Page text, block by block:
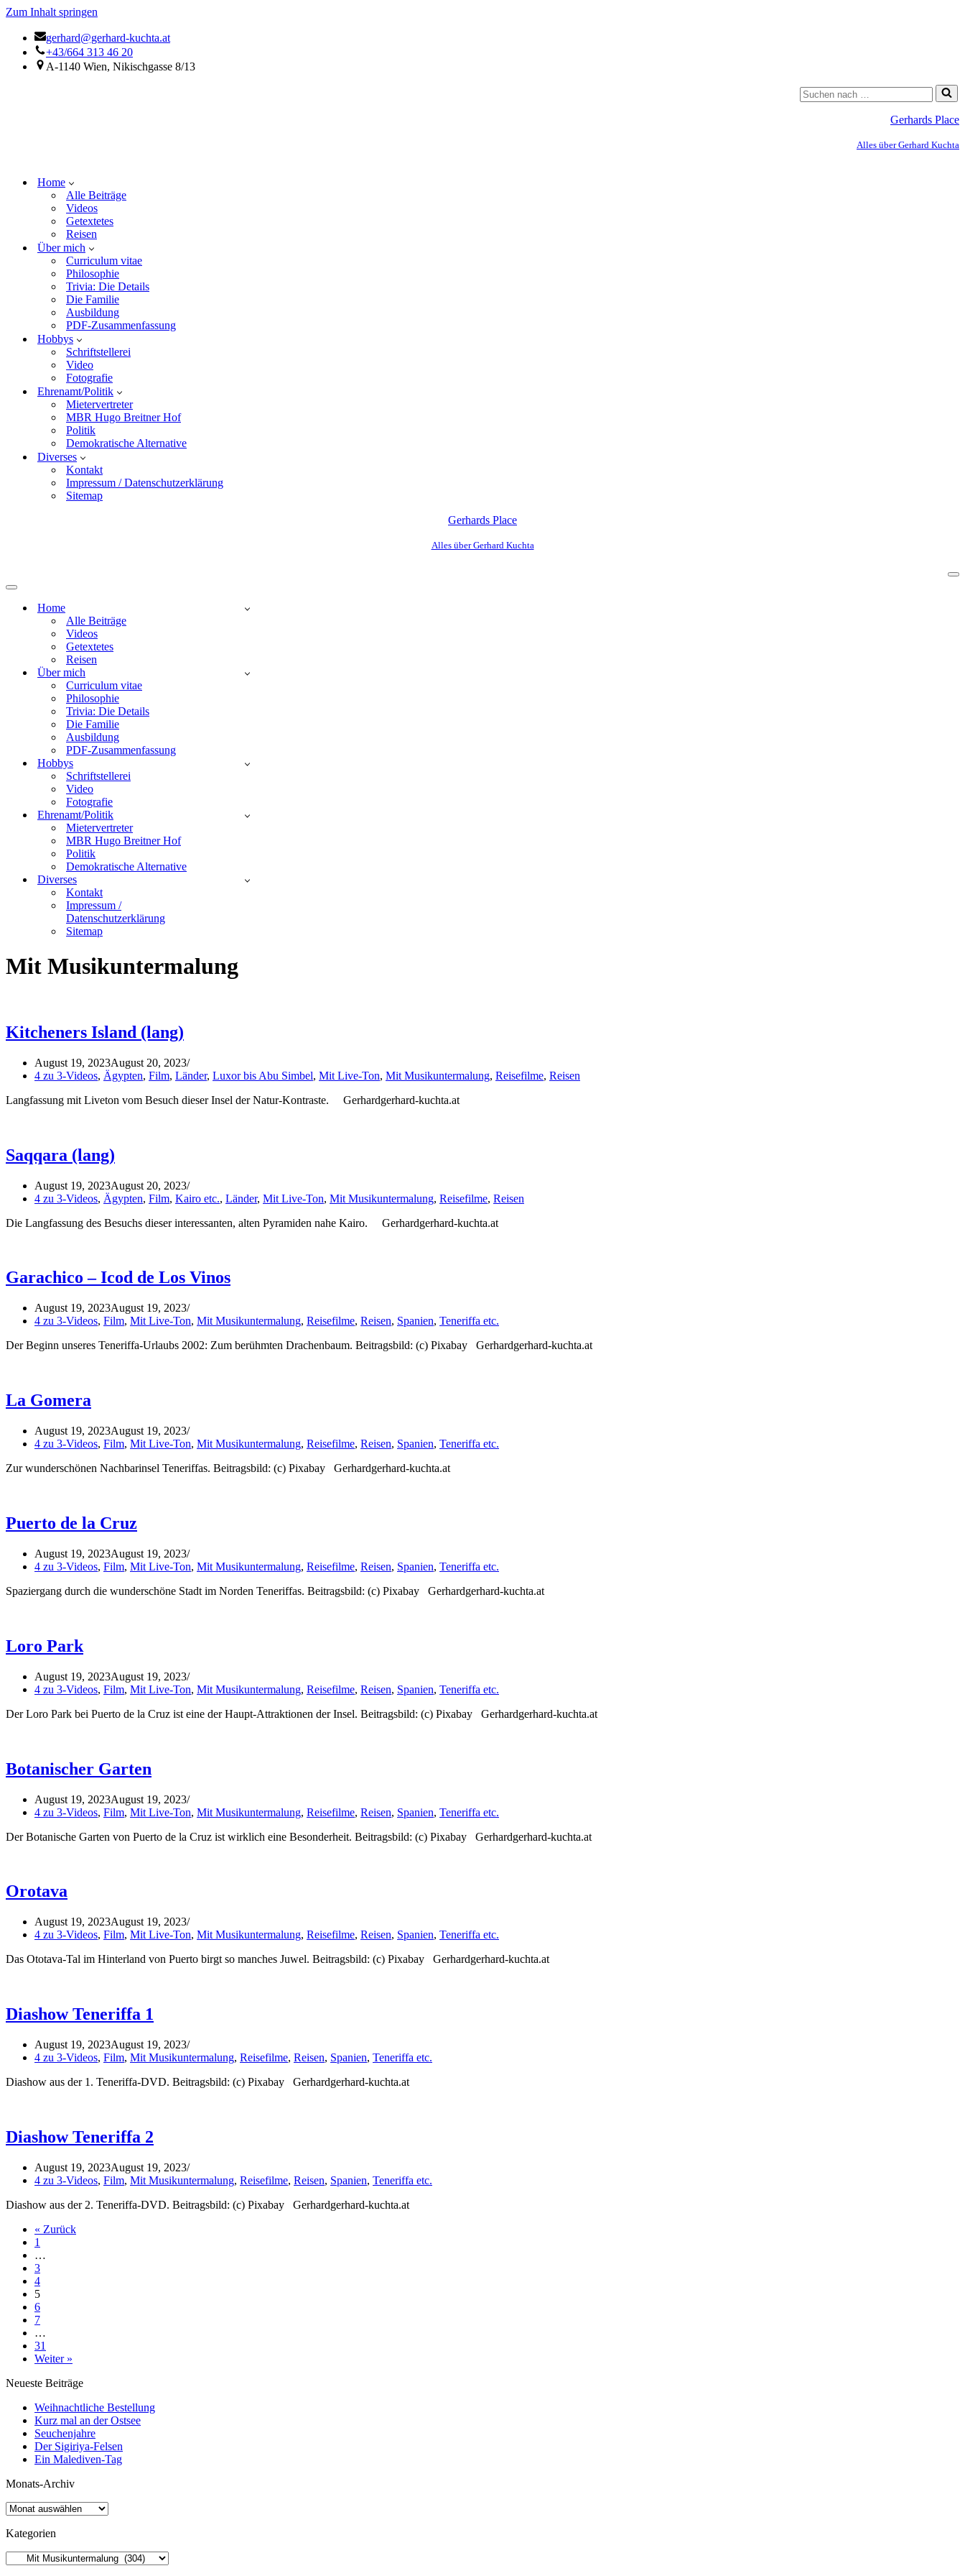
Zum Inhalt springen
gerhard@gerhard-kuchta.at
+43/664 313 46 20
A-1140 Wien, Nikischgasse 8/13
Gerhards Place
Alles über Gerhard Kuchta
Home
Alle Beiträge
Videos
Getextetes
Reisen
Über mich
Curriculum vitae
Philosophie
Trivia: Die Details
Die Familie
Ausbildung
PDF-Zusammenfassung
Hobbys
Schriftstellerei
Video
Fotografie
Ehrenamt/Politik
Mietervertreter
MBR Hugo Breitner Hof
Politik
Demokratische Alternative
Diverses
Kontakt
Impressum / Datenschutzerklärung
Sitemap
Gerhards Place
Alles über Gerhard Kuchta
Home
Alle Beiträge
Videos
Getextetes
Reisen
Über mich
Curriculum vitae
Philosophie
Trivia: Die Details
Die Familie
Ausbildung
PDF-Zusammenfassung
Hobbys
Schriftstellerei
Video
Fotografie
Ehrenamt/Politik
Mietervertreter
MBR Hugo Breitner Hof
Politik
Demokratische Alternative
Diverses
Kontakt
Impressum /
Datenschutzerklärung
Sitemap
Mit Musikuntermalung
Kitcheners Island (lang)
August 19, 2023August 20, 2023
4 zu 3-Videos, Ägypten, Film, Länder, Luxor bis Abu Simbel, Mit Live-Ton, Mit Musikuntermalung, Reisefilme, Reisen
Langfassung mit Liveton vom Besuch dieser Insel der Natur-Kontraste. Gerhardgerhard-kuchta.at
Saqqara (lang)
August 19, 2023August 20, 2023
4 zu 3-Videos, Ägypten, Film, Kairo etc., Länder, Mit Live-Ton, Mit Musikuntermalung, Reisefilme, Reisen
Die Langfassung des Besuchs dieser interessanten, alten Pyramiden nahe Kairo. Gerhardgerhard-kuchta.at
Garachico – Icod de Los Vinos
August 19, 2023August 19, 2023
4 zu 3-Videos, Film, Mit Live-Ton, Mit Musikuntermalung, Reisefilme, Reisen, Spanien, Teneriffa etc.
Der Beginn unseres Teneriffa-Urlaubs 2002: Zum berühmten Drachenbaum. Beitragsbild: (c) Pixabay Gerhardgerhard-kuchta.at
La Gomera
August 19, 2023August 19, 2023
4 zu 3-Videos, Film, Mit Live-Ton, Mit Musikuntermalung, Reisefilme, Reisen, Spanien, Teneriffa etc.
Zur wunderschönen Nachbarinsel Teneriffas. Beitragsbild: (c) Pixabay Gerhardgerhard-kuchta.at
Puerto de la Cruz
August 19, 2023August 19, 2023
4 zu 3-Videos, Film, Mit Live-Ton, Mit Musikuntermalung, Reisefilme, Reisen, Spanien, Teneriffa etc.
Spaziergang durch die wunderschöne Stadt im Norden Teneriffas. Beitragsbild: (c) Pixabay Gerhardgerhard-kuchta.at
Loro Park
August 19, 2023August 19, 2023
4 zu 3-Videos, Film, Mit Live-Ton, Mit Musikuntermalung, Reisefilme, Reisen, Spanien, Teneriffa etc.
Der Loro Park bei Puerto de la Cruz ist eine der Haupt-Attraktionen der Insel. Beitragsbild: (c) Pixabay Gerhardgerhard-kuchta.at
Botanischer Garten
August 19, 2023August 19, 2023
4 zu 3-Videos, Film, Mit Live-Ton, Mit Musikuntermalung, Reisefilme, Reisen, Spanien, Teneriffa etc.
Der Botanische Garten von Puerto de la Cruz ist wirklich eine Besonderheit. Beitragsbild: (c) Pixabay Gerhardgerhard-kuchta.at
Orotava
August 19, 2023August 19, 2023
4 zu 3-Videos, Film, Mit Live-Ton, Mit Musikuntermalung, Reisefilme, Reisen, Spanien, Teneriffa etc.
Das Ototava-Tal im Hinterland von Puerto birgt so manches Juwel. Beitragsbild: (c) Pixabay Gerhardgerhard-kuchta.at
Diashow Teneriffa 1
August 19, 2023August 19, 2023
4 zu 3-Videos, Film, Mit Musikuntermalung, Reisefilme, Reisen, Spanien, Teneriffa etc.
Diashow aus der 1. Teneriffa-DVD. Beitragsbild: (c) Pixabay Gerhardgerhard-kuchta.at
Diashow Teneriffa 2
August 19, 2023August 19, 2023
4 zu 3-Videos, Film, Mit Musikuntermalung, Reisefilme, Reisen, Spanien, Teneriffa etc.
Diashow aus der 2. Teneriffa-DVD. Beitragsbild: (c) Pixabay Gerhardgerhard-kuchta.at
« Zurück
1
…
3
4
5
6
7
…
31
Weiter »
Neueste Beiträge
Weihnachtliche Bestellung
Kurz mal an der Ostsee
Seuchenjahre
Der Sigiriya-Felsen
Ein Malediven-Tag
Monats-Archiv
Kategorien